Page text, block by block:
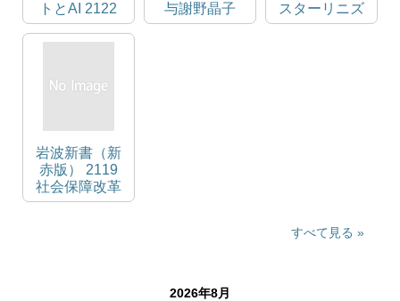
トとAI 2122
火の色の歌人
岩波新書（新
与謝野晶子
2121 火の色の
スターリニズ
ム 2120 帝国
岩波新書（新
赤版） 2119
社会保障改革
の岐路 2119
すべて見る
2026年8月